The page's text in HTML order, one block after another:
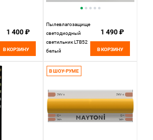
1 400 ₽
В КОРЗИНУ
Пылевлагозащищенный
светодиодный
светильник LTB52
белый
1 490 ₽
В КОРЗИНУ
В ШОУ-РУМЕ